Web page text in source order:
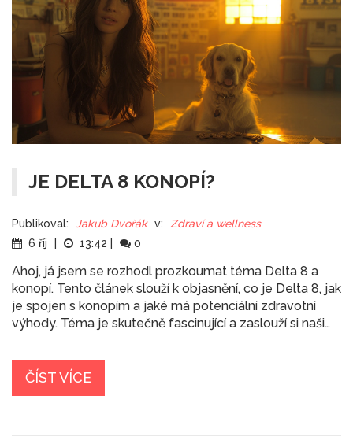
JE DELTA 8 KONOPÍ?
Publikoval: Jakub Dvořák v:
Zdraví a wellness
6 říj
13:42 0
Ahoj, já jsem se rozhodl prozkoumat téma Delta 8 a
konopí. Tento článek slouží k objasnění, co je Delta 8, jak
je spojen s konopím a jaké má potenciální zdravotní
výhody. Téma je skutečně fascinující a zaslouží si naši
kannabinoidů a zjistíme, co to všechno znamená.
Pojďme se společně vzdělávat.
ČÍST VÍCE